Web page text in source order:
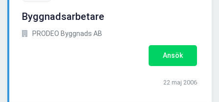
Byggnadsarbetare
PRODEO Byggnads AB
Ansök
22 maj 2006